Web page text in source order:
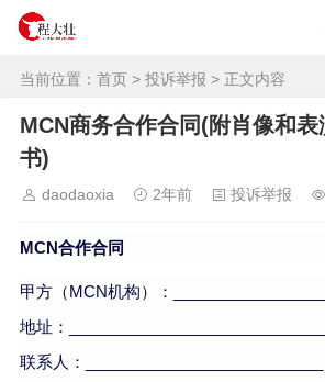
当前位置： 首页 > 投诉举报 > 正文内容
MCN商务合作合同(附肖像和
书)
daodaoxia 2年前 投诉举报
MCN合作合同
甲方（MCN机构）：
地址：
联系人：___________________________